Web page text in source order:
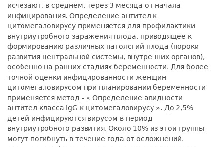
исчезают, в среднем, через 3 месяца от начала
инфицирования. Определение антител к
цитомегаловирусу применяется для профилактики
внутриутробного заражения плода, приводящее к
формированию различных патологий плода (пороки
развития центральной системы, внутренних органов),
особенно на ранних стадиях беременности. Для более
точной оценки инфицированности женщин
цитомегаловирусом при планировании беременности
применяется метод - « Определение авидности
антител класса IgG к цитомегаловирусу ». До 2,5%
детей инфицируются вирусом в период
внутриутробного развития. Около 10% из этой группы
могут погибнуть в течение года от осложнений.